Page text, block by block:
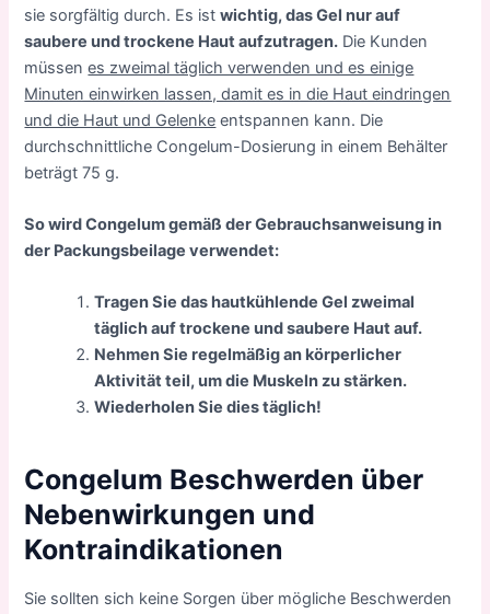
sie sorgfältig durch. Es istwichtig, das Gel nur auf
saubere und trockene Haut aufzutragen. Die Kunden
müssenes zweimal täglich verwenden und es einige
Minuten einwirken lassen, damit es in die Haut eindringen
und die Haut und Gelenke entspannen kann. Die
durchschnittliche Congelum-Dosierung in einem Behälter
beträgt 75 g.
So wird Congelum gemäß der Gebrauchsanweisung in
der Packungsbeilage verwendet:
Tragen Sie das hautkühlende Gel zweimal
täglich auf trockene und saubere Haut auf.
Nehmen Sie regelmäßig an körperlicher
Aktivität teil, um die Muskeln zu stärken.
Wiederholen Sie dies täglich!
Congelum Beschwerden über
Nebenwirkungen und
Kontraindikationen
Sie sollten sich keine Sorgen über mögliche Beschwerden